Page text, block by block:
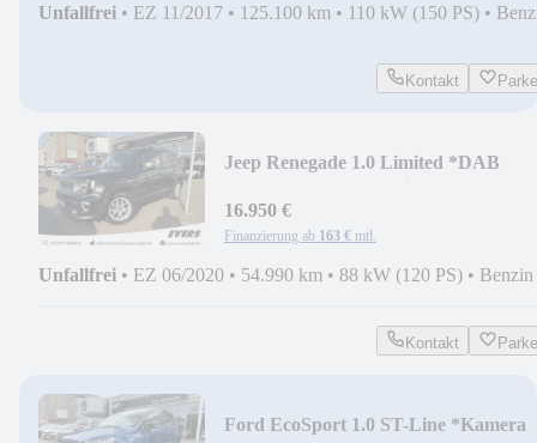
Unfallfrei • EZ 11/2017 • 125.100 km • 110 kW (150 PS) •
Kontakt
Jeep Renegade 1.0 Limited *DAB
16.950 €
Finanzierung ab 163 € mtl.
Unfallfrei • EZ 06/2020 • 54.990 km • 88 kW (120 PS) • Benzin
Kontakt
Ford EcoSport 1.0 ST-Line *Kamera